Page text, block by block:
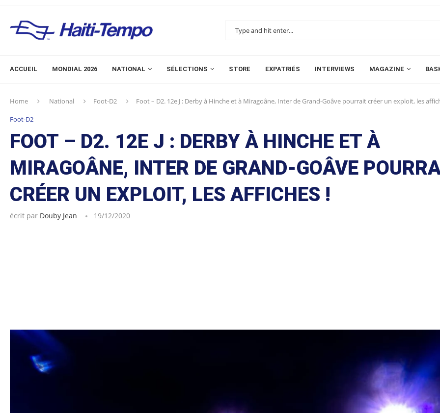
ACCUEIL MONDIAL 2026 NATIONAL SÉLECTIONS STORE EXPATRIÉS INTERVIEWS MAGAZINE
Home National Foot-D2 Foot – D2. 12e J : Derby à Hinche et à Miragoâne, Inter de Grand-Goâve pourrait créer un exploit, les
Foot-D2
FOOT – D2. 12E J : DERBY À HINCHE ET À
MIRAGOÂNE, INTER DE GRAND-GOÂVE
CRÉER UN EXPLOIT, LES AFFICHES !
écrit par Douby Jean 19/12/2020